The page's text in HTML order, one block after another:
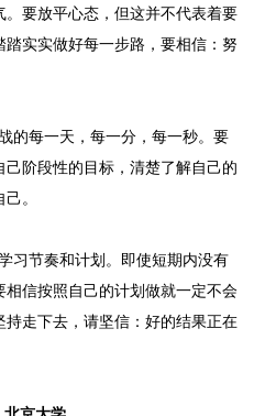
要放平心态，但这并不代表着要
实实做好每一步路，要相信：努
每一天，每一分，每一秒。要
阶段性的目标，清楚了解自己的
。
节奏和计划。即使短期内没有
信按照自己的计划做就一定不会
走下去，请坚信：好的结果正在